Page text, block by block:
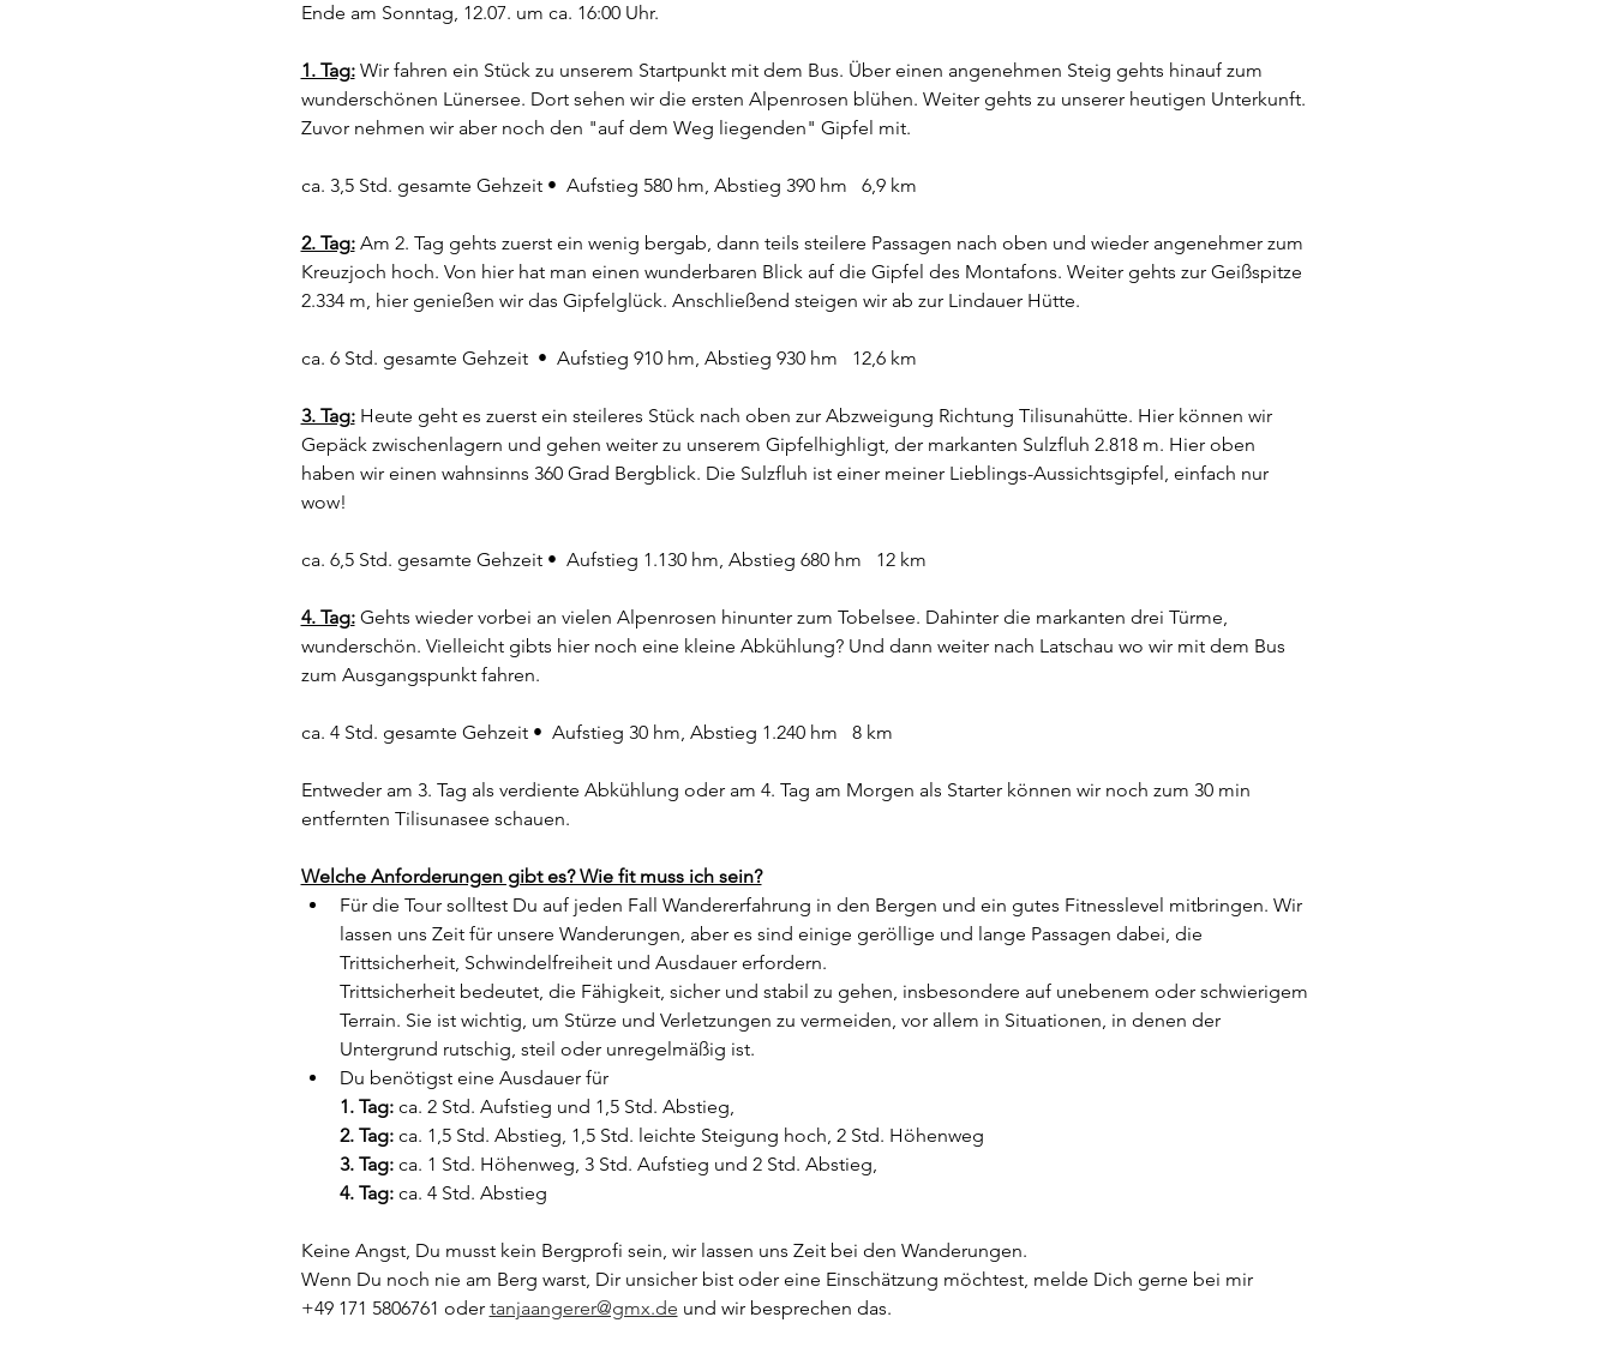
Ende am Sonntag, 12.07. um ca. 16:00 Uhr.
1. Tag: Wir fahren ein Stück zu unserem Startpunkt mit dem Bus. Über einen angenehmen Steig gehts hinauf zum
wunderschönen Lünersee. Dort sehen wir die ersten Alpenrosen blühen. Weiter gehts zu unserer heutigen Unterkunft.
Zuvor nehmen wir aber noch den "auf dem Weg liegenden" Gipfel mit.
ca. 3,5 Std. gesamte Gehzeit •  Aufstieg 580 hm, Abstieg 390 hm   6,9 km
2. Tag: Am 2. Tag gehts zuerst ein wenig bergab, dann teils steilere Passagen nach oben und wieder angenehmer zum
Kreuzjoch hoch. Von hier hat man einen wunderbaren Blick auf die Gipfel des Montafons. Weiter gehts zur Geißspitze
2.334 m, hier genießen wir das Gipfelglück. Anschließend steigen wir ab zur Lindauer Hütte.
ca. 6 Std. gesamte Gehzeit  •  Aufstieg 910 hm, Abstieg 930 hm   12,6 km
3. Tag: Heute geht es zuerst ein steileres Stück nach oben zur Abzweigung Richtung Tilisunahütte. Hier können wir
Gepäck zwischenlagern und gehen weiter zu unserem Gipfelhighligt, der markanten Sulzfluh 2.818 m. Hier oben
haben wir einen wahnsinns 360 Grad Bergblick. Die Sulzfluh ist einer meiner Lieblings-Aussichtsgipfel, einfach nur
wow!
ca. 6,5 Std. gesamte Gehzeit •  Aufstieg 1.130 hm, Abstieg 680 hm   12 km
4. Tag: Gehts wieder vorbei an vielen Alpenrosen hinunter zum Tobelsee. Dahinter die markanten drei Türme,
wunderschön. Vielleicht gibts hier noch eine kleine Abkühlung? Und dann weiter nach Latschau wo wir mit dem Bus
zum Ausgangspunkt fahren.
ca. 4 Std. gesamte Gehzeit •  Aufstieg 30 hm, Abstieg 1.240 hm   8 km
Entweder am 3. Tag als verdiente Abkühlung oder am 4. Tag am Morgen als Starter können wir noch zum 30 min
entfernten Tilisunasee schauen.
Welche Anforderungen gibt es? Wie fit muss ich sein?
Für die Tour solltest Du auf jeden Fall Wandererfahrung in den Bergen und ein gutes Fitnesslevel mitbringen. Wir
lassen uns Zeit für unsere Wanderungen, aber es sind einige geröllige und lange Passagen dabei, die
Trittsicherheit, Schwindelfreiheit und Ausdauer erfordern.
Trittsicherheit bedeutet, die Fähigkeit, sicher und stabil zu gehen, insbesondere auf unebenem oder schwierigem
Terrain. Sie ist wichtig, um Stürze und Verletzungen zu vermeiden, vor allem in Situationen, in denen der
Untergrund rutschig, steil oder unregelmäßig ist.
Du benötigst eine Ausdauer für
1. Tag: ca. 2 Std. Aufstieg und 1,5 Std. Abstieg,
2. Tag: ca. 1,5 Std. Abstieg, 1,5 Std. leichte Steigung hoch, 2 Std. Höhenweg
3. Tag: ca. 1 Std. Höhenweg, 3 Std. Aufstieg und 2 Std. Abstieg,
4. Tag: ca. 4 Std. Abstieg
Keine Angst, Du musst kein Bergprofi sein, wir lassen uns Zeit bei den Wanderungen.
Wenn Du noch nie am Berg warst, Dir unsicher bist oder eine Einschätzung möchtest, melde Dich gerne bei mir
+49 171 5806761 oder tanjaangerer@gmx.de und wir besprechen das.